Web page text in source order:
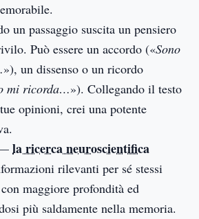
un passaggio suscita un pensiero
Può essere un accordo («Sono
»), un dissenso o un ricordo
mi ricorda…»). Collegando il testo
opinioni, crei una potente
la ricerca neuroscientifica
rilevanti per sé stessi
maggiore profondità ed
più saldamente nella memoria.